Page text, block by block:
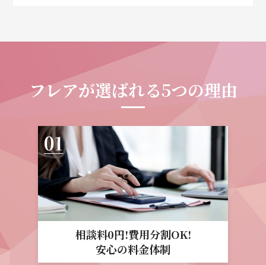
フレアが選ばれる5つの理由
相談料0円!費用分割OK!
安心の料金体制